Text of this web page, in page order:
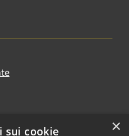
×
sui cookie